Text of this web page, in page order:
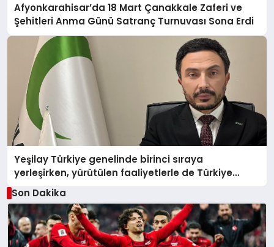
Afyonkarahisar’da 18 Mart Çanakkale Zaferi ve
Şehitleri Anma Günü Satranç Turnuvası Sona Erdi
Yeşilay Türkiye genelinde birinci sıraya
yerleşirken, yürütülen faaliyetlerle de Türkiye
üçüncüsü oldu.
Son Dakika